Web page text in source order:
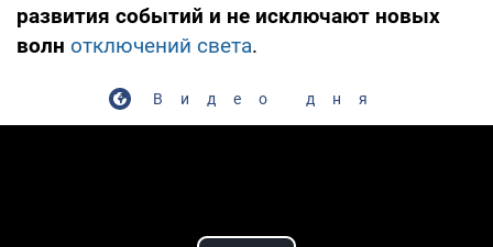
развития событий и не исключают новых
волн отключений света.
Видео дня